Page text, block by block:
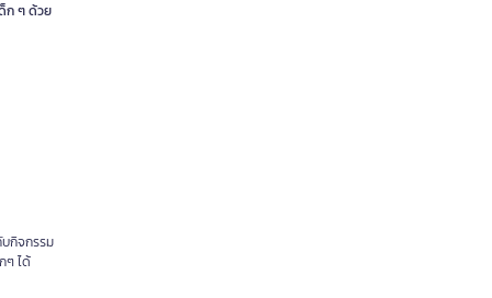
ก ๆ ด้วย
กิจกรรม
ๆ ได้